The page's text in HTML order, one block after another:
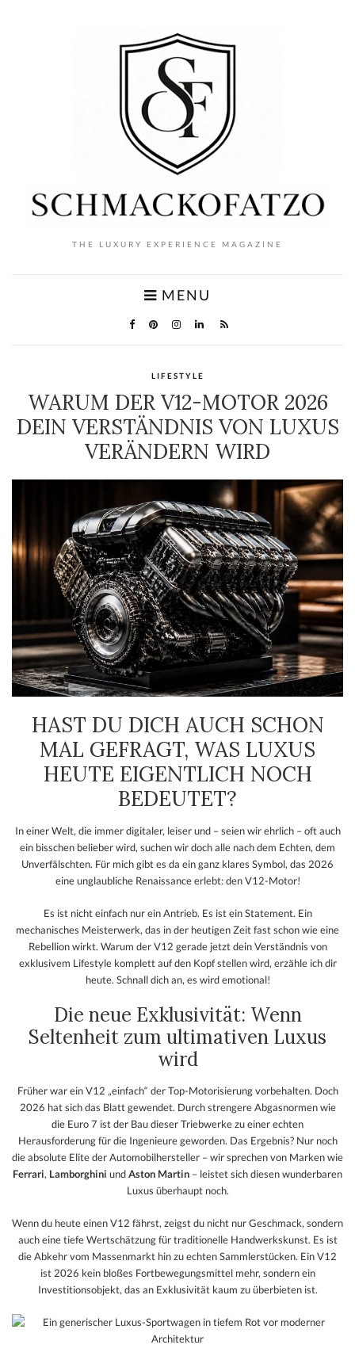
THE LUXURY EXPERIENCE MAGAZINE
MENU
LIFESTYLE
WARUM DER V12-MOTOR 2026
DEIN VERSTÄNDNIS VON LUXUS
VERÄNDERN WIRD
HAST DU DICH AUCH SCHON
MAL GEFRAGT, WAS LUXUS
HEUTE EIGENTLICH NOCH
BEDEUTET?
In einer Welt, die immer digitaler, leiser und – seien wir ehrlich – oft auch
ein bisschen belieber wird, suchen wir doch alle nach dem Echten, dem
Unverfälschten. Für mich gibt es da ein ganz klares Symbol, das 2026
eine unglaubliche Renaissance erlebt: den V12-Motor!
Es ist nicht einfach nur ein Antrieb. Es ist ein Statement. Ein
mechanisches Meisterwerk, das in der heutigen Zeit fast schon wie eine
Rebellion wirkt. Warum der V12 gerade jetzt dein Verständnis von
exklusivem Lifestyle komplett auf den Kopf stellen wird, erzähle ich dir
heute. Schnall dich an, es wird emotional!
Die neue Exklusivität: Wenn
Seltenheit zum ultimativen Luxus
wird
Früher war ein V12 „einfach“ der Top-Motorisierung vorbehalten. Doch
2026 hat sich das Blatt gewendet. Durch strengere Abgasnormen wie
die Euro 7 ist der Bau dieser Triebwerke zu einer echten
Herausforderung für die Ingenieure geworden. Das Ergebnis? Nur noch
die absolute Elite der Automobilhersteller – wir sprechen von Marken wie
Ferrari, Lamborghini undAston Martin – leistet sich diesen wunderbaren
Luxus überhaupt noch.
Wenn du heute einen V12 fährst, zeigst du nicht nur Geschmack, sondern
auch eine tiefe Wertschätzung für traditionelle Handwerkskunst. Es ist
die Abkehr vom Massenmarkt hin zu echten Sammlerstücken. Ein V12
ist 2026 kein bloßes Fortbewegungsmittel mehr, sondern ein
Investitionsobjekt, das an Exklusivität kaum zu überbieten ist.